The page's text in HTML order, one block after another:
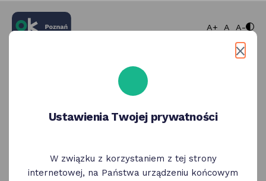
A+ większa
A A-
Wybierz bezpieczny sposób logowania
Węzeł Krajowy
Wybierz
Ustawienia Twojej prywatności
W związku z korzystaniem z tej strony
internetowej, na Państwa urządzeniu końcowym